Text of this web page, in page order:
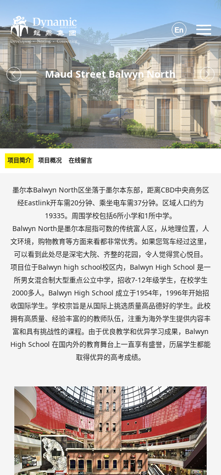

Maud Street Balwyn North
 
项目简介 项目概况 在线留言
墨尔本Balwyn North区坐落于墨尔本东部，距离CBD中央商务区
经Eastlink开车需20分钟、乘坐电车需37分钟。区域人口约为
19335。周围学校包括6所小学和1所中学。
Balwyn North是墨尔本屈指可数的传统富人区，从地理位置，人
文环境，购物教育等方面来看都非常优秀。如果您驾车经过这里，
可以看到此处尽是深宅大院、齐整的花园，令人觉得赏心悦目。
项目位于Balwyn high school校区内，Balwyn High School 是一
所男女混合制大型重点公立中学，招收7-12年级学生，在校学生
2000多人。Balwyn High School 成立于1954年，1996年开始招
收国际学生。学校宗旨是从国际上挑选质量高品德好的学生。此校
拥有高质量、经验丰富的的教师队伍，注重为海外学生提供内容丰
富和具有挑战性的课程。由于优良教学和优异学习成果，Balwyn
High School 在国内外的教育舞台上一直享有盛誉，历届学生都能
取得优异的高考成绩。